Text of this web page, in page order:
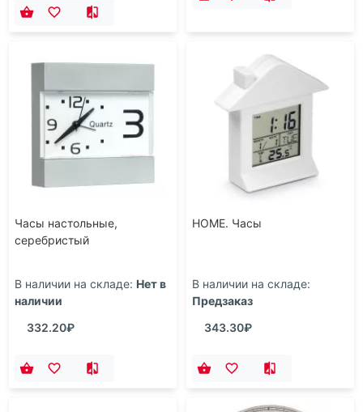
Часы настольные,
серебристый
В наличии на складе: Нет в
наличии
332.20₽
HOME. Часы
В наличии на складе:
Предзаказ
343.30₽